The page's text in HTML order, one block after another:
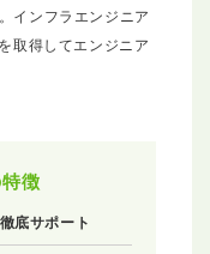
インフラエンジニア
取得してエンジニア
徴
底サポート